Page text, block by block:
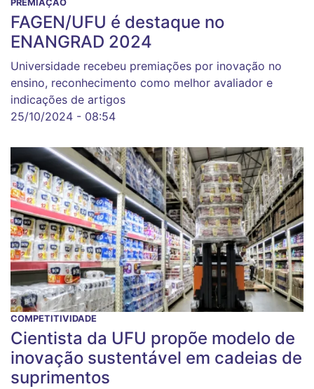
PREMIAÇÃO
FAGEN/UFU é destaque no
ENANGRAD 2024
Universidade recebeu premiações por inovação no
ensino, reconhecimento como melhor avaliador e
indicações de artigos
25/10/2024 - 08:54
COMPETITIVIDADE
Cientista da UFU propõe modelo de
inovação sustentável em cadeias de
suprimentos